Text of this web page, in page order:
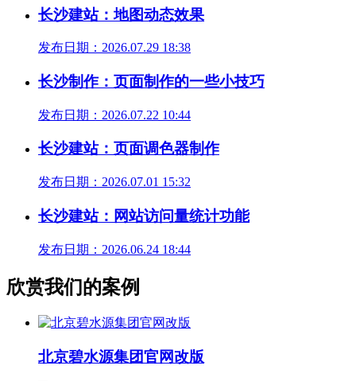
长沙建站：地图动态效果
发布日期：2026.07.29 18:38
长沙制作：页面制作的一些小技巧
发布日期：2026.07.22 10:44
长沙建站：页面调色器制作
发布日期：2026.07.01 15:32
长沙建站：网站访问量统计功能
发布日期：2026.06.24 18:44
欣赏我们的案例
北京碧水源集团官网改版